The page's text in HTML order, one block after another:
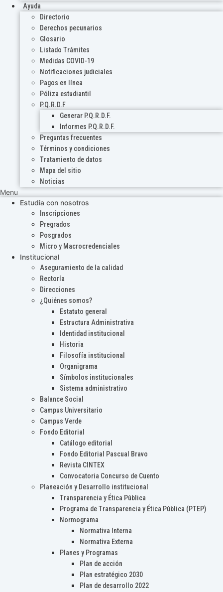
Ayuda
Directorio
Derechos pecunarios
Glosario
Listado Trámites
Medidas COVID-19
Notificaciones judiciales
Pagos en línea
Póliza estudiantil
P.Q.R.D.F
Generar P.Q.R.D.F.
Informes P.Q.R.D.F.
Preguntas frecuentes
Términos y condiciones
Tratamiento de datos
Mapa del sitio
Noticias
Menu
Estudia con nosotros
Inscripciones
Pregrados
Posgrados
Micro y Macrocredenciales
Institucional
Aseguramiento de la calidad
Rectoría
Direcciones
¿Quiénes somos?
Estatuto general
Estructura Administrativa
Identidad institucional
Historia
Filosofía institucional
Organigrama
Símbolos institucionales
Sistema administrativo
Balance Social
Campus Universitario
Campus Verde
Fondo Editorial
Catálogo editorial
Fondo Editorial Pascual Bravo
Revista CINTEX
Convocatoria Concurso de Cuento
Planeación y Desarrollo institucional
Transparencia y Ética Pública
Programa de Transparencia y Ética Pública (PTEP)
Normograma
Normativa Interna
Normativa Externa
Planes y Programas
Plan de acción
Plan estratégico 2030
Plan de desarrollo 2022